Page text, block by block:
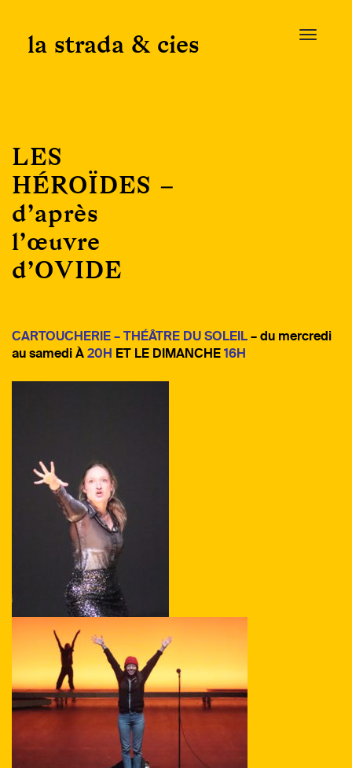
content
T
la strada & cies
LES
HÉROÏDES –
d’après
l’œuvre
d’OVIDE
CARTOUCHERIE – THÉÂTRE DU SOLEIL – du mercredi
au samedi À 20H ET LE DIMANCHE 16H